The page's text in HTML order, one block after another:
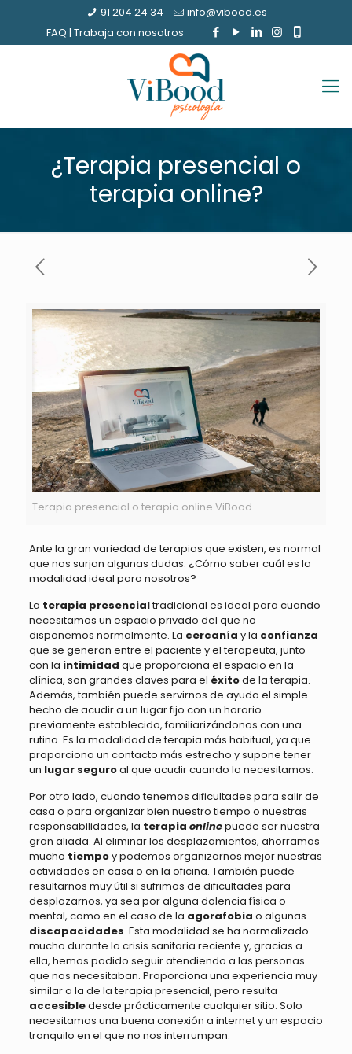
91 204 24 34
info@vibood.es
FAQ | Trabaja con nosotros
¿Terapia presencial o
terapia online?
Terapia presencial o terapia online ViBood
Ante la gran variedad de terapias que existen, es normal
que nos surjan algunas dudas. ¿Cómo saber cuál es la
modalidad ideal para nosotros?
La terapia presencialtradicional es ideal para cuando
necesitamos un espacio privado del que no
disponemos normalmente. La cercanía y la confianza
que se generan entre el paciente y el terapeuta, junto
con la intimidad que proporciona el espacio en la
clínica, son grandes claves para el éxitode la terapia.
Además, también puede servirnos de ayuda el simple
hecho de acudir a un lugar fijo con un horario
previamente establecido, familiarizándonos con una
rutina. Es la modalidad de terapia más habitual, ya que
proporciona un contacto más estrecho y supone tener
un lugar seguroal que acudir cuando lo necesitamos.
Por otro lado, cuando tenemos dificultades para salir de
casa o para organizar bien nuestro tiempo o nuestras
responsabilidades, la terapia onlinepuede ser nuestra
gran aliada. Al eliminar los desplazamientos, ahorramos
mucho tiempoy podemos organizarnos mejor nuestras
actividades en casa o en la oficina. También puede
resultarnos muy útil si sufrimos de dificultades para
desplazarnos, ya sea por alguna dolencia física o
mental, como en el caso de la agorafobia o algunas
discapacidades. Esta modalidad se ha normalizado
mucho durante la crisis sanitaria reciente y, gracias a
ella, hemos podido seguir atendiendo a las personas
que nos necesitaban. Proporciona una experiencia muy
similar a la de la terapia presencial, pero resulta
accesibledesde prácticamente cualquier sitio. Solo
necesitamos una buena conexión a internet y un espacio
tranquilo en el que no nos interrumpan.